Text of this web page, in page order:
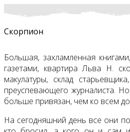
Скорпион
Большая, захламленная
газетами, квартира Льва Н.
макулатуры, склад
преуспевающего журналиста.
больше привязан, чем ко всем
На сегодняшний день все они